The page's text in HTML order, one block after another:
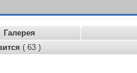
Галерея
( 63 )